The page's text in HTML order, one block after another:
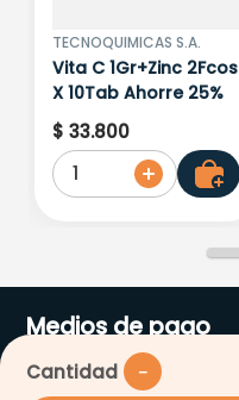
Cantidad －
TECNOQUIMICAS S.A.
Vita C 1Gr+Zinc 2Fcos
X 10Tab Ahorre 25%
$ 33.800
1
Medios de pago